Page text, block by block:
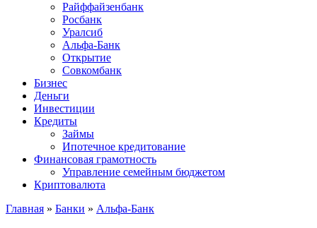
Райффайзенбанк
Росбанк
Уралсиб
Альфа-Банк
Открытие
Совкомбанк
Бизнес
Деньги
Инвестиции
Кредиты
Займы
Ипотечное кредитование
Финансовая грамотность
Управление семейным бюджетом
Криптовалюта
Главная » Банки » Альфа-Банк